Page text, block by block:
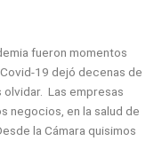
fueron momentos
19 dejó decenas de
Las empresas
negocios, en la salud de
la Cámara quisimos